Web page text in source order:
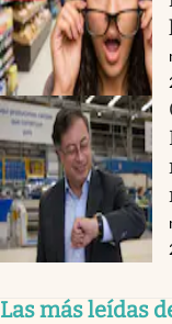
Las más leídas